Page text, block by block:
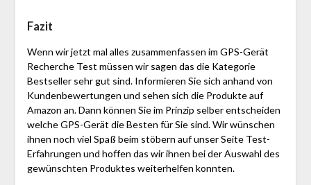
Fazit
Wenn wir jetzt mal alles zusammenfassen im GPS-Gerät
Recherche Test müssen wir sagen das die Kategorie
Bestseller sehr gut sind. Informieren Sie sich anhand von
Kundenbewertungen und sehen sich die Produkte auf
Amazon an. Dann können Sie im Prinzip selber entscheiden
welche GPS-Gerät die Besten für Sie sind. Wir wünschen
ihnen noch viel Spaß beim stöbern auf unser Seite Test-
Erfahrungen und hoffen das wir ihnen bei der Auswahl des
gewünschten Produktes weiterhelfen konnten.